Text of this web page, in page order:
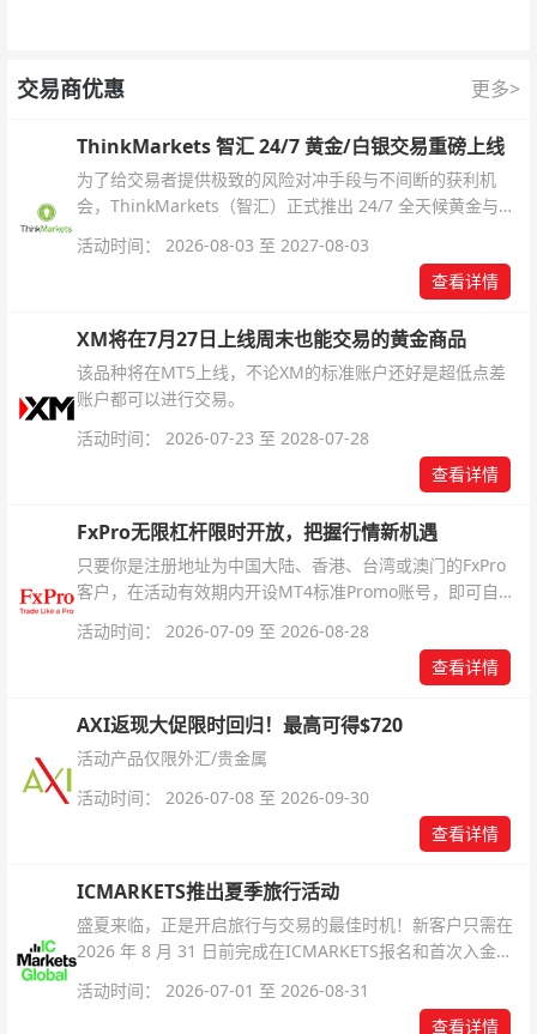
交易商优惠 更多>
ThinkMarkets 智汇 24/7 黄金/白银交易重磅上线
为了给交易者提供极致的风险对冲手段与不间断的获利机
会，ThinkMarkets（智汇）正式推出 24/7 全天候黄金与白
杆配置、支持软件及交易细则。
活动时间： 2026-08-03 至 2027-08-03
查看详情
XM将在7月27日上线周末也能交易的黄金商品
该品种将在MT5上线，不论XM的标准账户还好是超低点差
账户都可以进行交易。
活动时间： 2026-07-23 至 2028-07-28
查看详情
FxPro无限杠杆限时开放，把握行情新机遇
只要你是注册地址为中国大陆、香港、台湾或澳门的FxPro
客户，在活动有效期内开设MT4标准Promo账号，即可自动
活动时间： 2026-07-09 至 2026-08-28
查看详情
AXI返现大促限时回归！最高可得$720
活动产品仅限外汇/贵金属
活动时间： 2026-07-08 至 2026-09-30
查看详情
ICMARKETS推出夏季旅行活动
盛夏来临，正是开启旅行与交易的最佳时机！新客户只需在
2026 年 8 月 31 日前完成在ICMARKETS报名和首次入金即
活动时间： 2026-07-01 至 2026-08-31
查看详情